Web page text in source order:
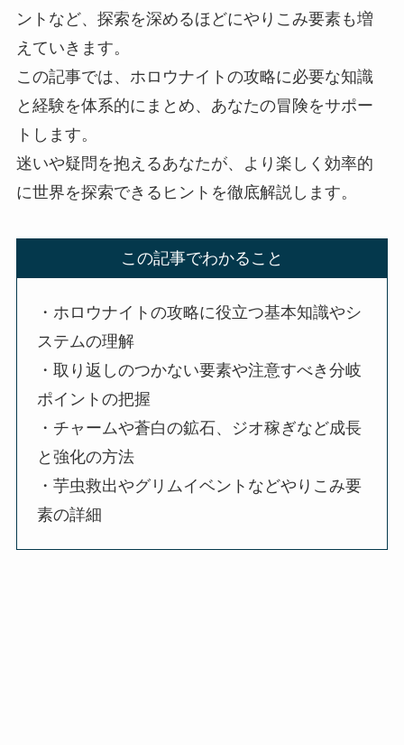
ントなど、探索を深めるほどにやりこみ要素も増
えていきます。
この記事では、ホロウナイトの攻略に必要な知識
と経験を体系的にまとめ、あなたの冒険をサポー
トします。
迷いや疑問を抱えるあなたが、より楽しく効率的
に世界を探索できるヒントを徹底解説します。
この記事でわかること
・ホロウナイトの攻略に役立つ基本知識やシ
ステムの理解
・取り返しのつかない要素や注意すべき分岐
ポイントの把握
・チャームや蒼白の鉱石、ジオ稼ぎなど成長
と強化の方法
・芋虫救出やグリムイベントなどやりこみ要
素の詳細